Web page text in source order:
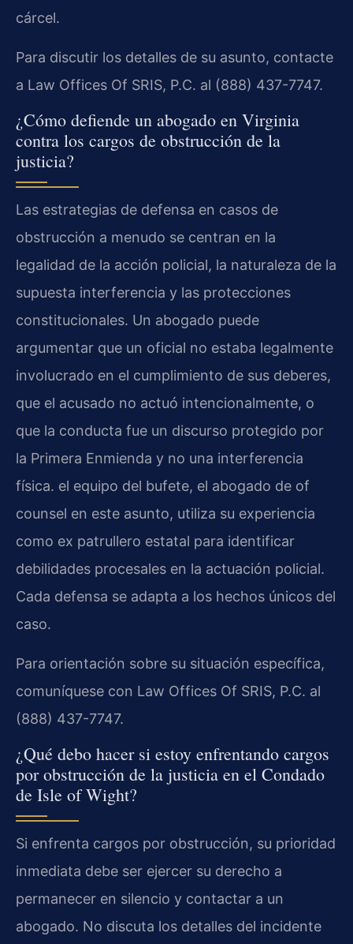
cárcel.
Para discutir los detalles de su asunto, contacte
a Law Offices Of SRIS, P.C. al (888) 437-7747.
¿Cómo defiende un abogado en Virginia
contra los cargos de obstrucción de la
justicia?
Las estrategias de defensa en casos de
obstrucción a menudo se centran en la
legalidad de la acción policial, la naturaleza de la
supuesta interferencia y las protecciones
constitucionales. Un abogado puede
argumentar que un oficial no estaba legalmente
involucrado en el cumplimiento de sus deberes,
que el acusado no actuó intencionalmente, o
que la conducta fue un discurso protegido por
la Primera Enmienda y no una interferencia
física. el equipo del bufete, el abogado de of
counsel en este asunto, utiliza su experiencia
como ex patrullero estatal para identificar
debilidades procesales en la actuación policial.
Cada defensa se adapta a los hechos únicos del
caso.
Para orientación sobre su situación específica,
comuníquese con Law Offices Of SRIS, P.C. al
(888) 437-7747.
¿Qué debo hacer si estoy enfrentando cargos
por obstrucción de la justicia en el Condado
de Isle of Wight?
Si enfrenta cargos por obstrucción, su prioridad
inmediata debe ser ejercer su derecho a
permanecer en silencio y contactar a un
abogado. No discuta los detalles del incidente